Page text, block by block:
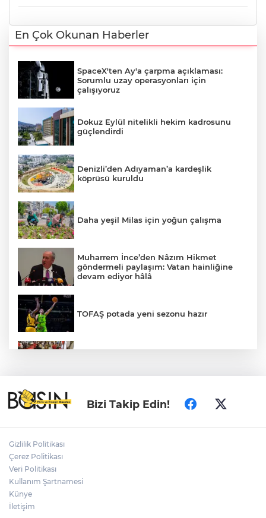
En Çok Okunan Haberler
SpaceX'ten Ay'a çarpma açıklaması:
Sorumlu uzay operasyonları için
çalışıyoruz
Dokuz Eylül nitelikli hekim kadrosunu
güçlendirdi
Denizli’den Adıyaman’a kardeşlik
köprüsü kuruldu
Daha yeşil Milas için yoğun çalışma
Muharrem İnce’den Nâzım Hikmet
göndermeli paylaşım: Vatan hainliğine
devam ediyor hâlâ
TOFAŞ potada yeni sezonu hazır
CHP'de kongre hazırlıkları hızlandı... 8 ile
daha yeni il başkanı atandı
Bizi Takip Edin!
Gizlilik Politikası
Çerez Politikası
Veri Politikası
Kullanım Şartnamesi
Künye
İletişim